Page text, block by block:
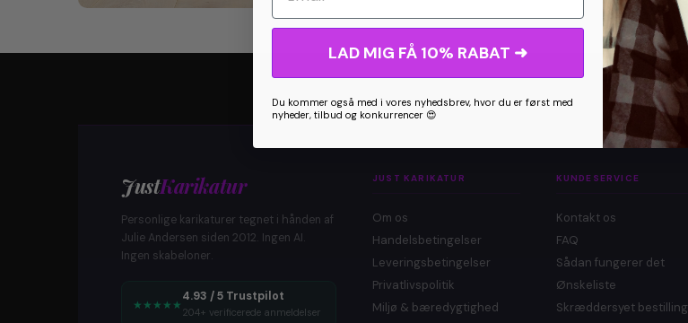
JustKarikatur
Personlige karikaturer tegnet i hånden af
Julie Andersen siden 2012. Ingen AI.
Ingen skabeloner.
★ ★ ★ ★ ★
4.93 / 5 Trustpilot
204+ verificerede anmeldelser
JUST KARIKATUR
Om os
Handelsbetingelser
Leveringsbetingelser
Privatlivspolitik
Miljø & bæredygtighed
KUNDESERVICE
Kontakt os
FAQ
Sådan fungerer det
Ønskeliste
Skræddersyet bestilling
LAD MIG FÅ 10% RABAT ➜
Du kommer også med i vores nyhedsbrev, hvor du er først med
nyheder, tilbud og konkurrencer 😍